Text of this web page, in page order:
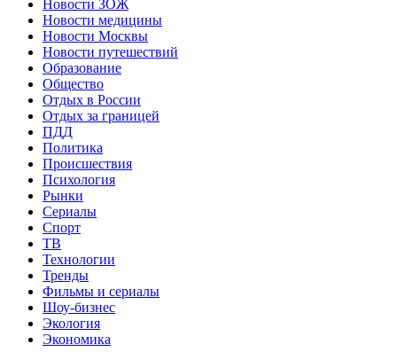
Новости ЗОЖ
Новости медицины
Новости Москвы
Новости путешествий
Образование
Общество
Отдых в России
Отдых за границей
ПДД
Политика
Происшествия
Психология
Рынки
Сериалы
Спорт
ТВ
Технологии
Тренды
Фильмы и сериалы
Шоу-бизнес
Экология
Экономика